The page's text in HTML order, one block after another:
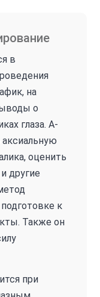
в
на
о
глаза. А-
оценить
другие
к
Также он
при